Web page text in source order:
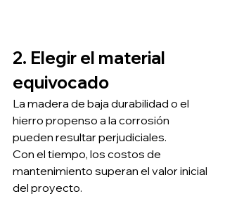
2. Elegir el material
equivocado
La madera de baja durabilidad o el
hierro propenso a la corrosión
pueden resultar perjudiciales.
Con el tiempo, los costos de
mantenimiento superan el valor inicial
del proyecto.